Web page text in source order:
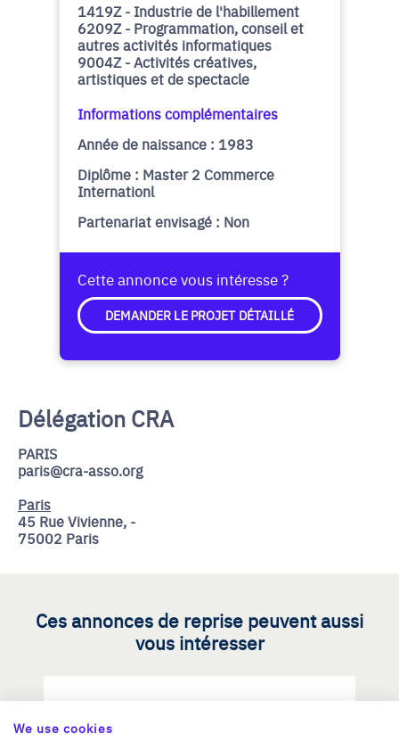
1419Z - Industrie de l'habillement
6209Z - Programmation, conseil et
autres activités informatiques
9004Z - Activités créatives,
artistiques et de spectacle
Informations complémentaires
Année de naissance : 1983
Diplôme : Master 2 Commerce
Internationl
Partenariat envisagé : Non
Cette annonce vous intéresse ?
DEMANDER LE PROJET DÉTAILLÉ
Délégation CRA
PARIS
paris@cra-asso.org
Paris
45 Rue Vivienne, -
75002 Paris
Ces annonces de reprise peuvent aussi
vous intéresser
métiers d'art / savoir-faire
We use cookies